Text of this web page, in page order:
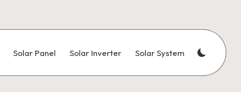
Solar Panel Solar Inverter Solar System